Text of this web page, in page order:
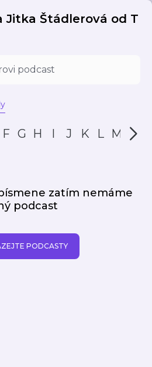
Jitka Štádlerová od T
F G H I J K L M N
zatím nemáme
podcast
PODCASTY